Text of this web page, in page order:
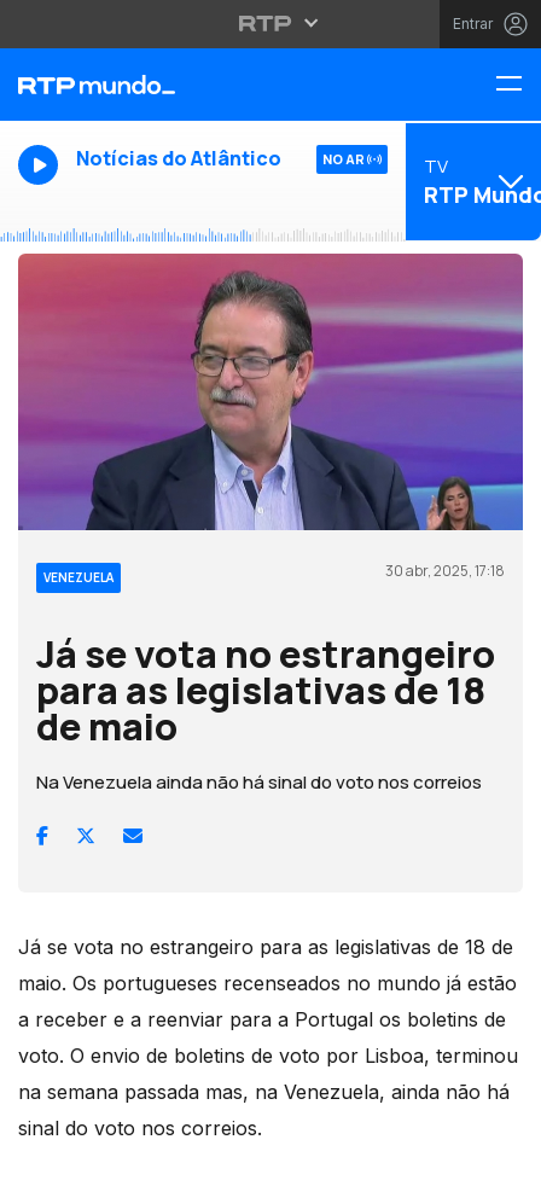
Entrar
Notícias do Atlântico NO AR TV
RTP
VENEZUELA 30 abr, 2025, 17:18
Já se vota no estrangeiro
para as legislativas de 18
de maio
Na Venezuela ainda não há sinal do voto nos correios
Já se vota no estrangeiro para as legislativas de 18 de
maio. Os portugueses recenseados no mundo já estão
a receber e a reenviar para a Portugal os boletins de
voto. O envio de boletins de voto por Lisboa, terminou
na semana passada mas, na Venezuela, ainda não há
sinal do voto nos correios.